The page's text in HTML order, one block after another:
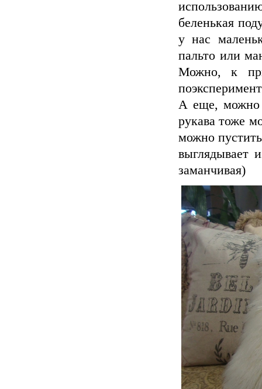
беленькая
у нас
пальто или
Можно, к
А еще, можно
рукава тоже
можно
выглядывает
заманчивая)